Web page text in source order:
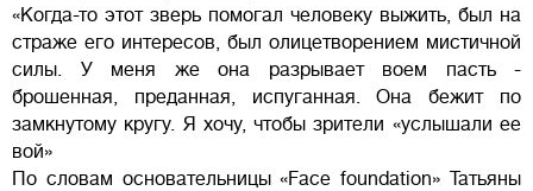
«Когда-то этот зверь помогал человеку выжить, был на
страже его интересов, был олицетворением мистичной
силы. У меня же она разрывает воем пасть -
брошенная, преданная, испуганная. Она бежит по
замкнутому кругу. Я хочу, чтобы зрители «услышали ее
вой»
По словам основательницы «Face foundation» Татьяны